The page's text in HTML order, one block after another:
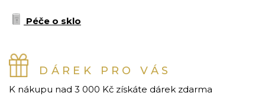
Péče o sklo
DÁREK PRO VÁS
K nákupu nad 3 000 Kč získáte dárek zdarma